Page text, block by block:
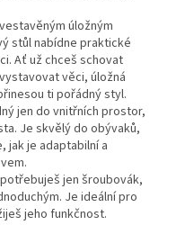
úložným
stůl nabídne praktické
Ať už chceš schovat
věci, úložná
ti pořádný styl.
jen do vnitřních prostor,
Je skvělý do obývaků,
jak je adaptabilní a
jen šroubovák,
Je ideální pro
jeho funkčnost.